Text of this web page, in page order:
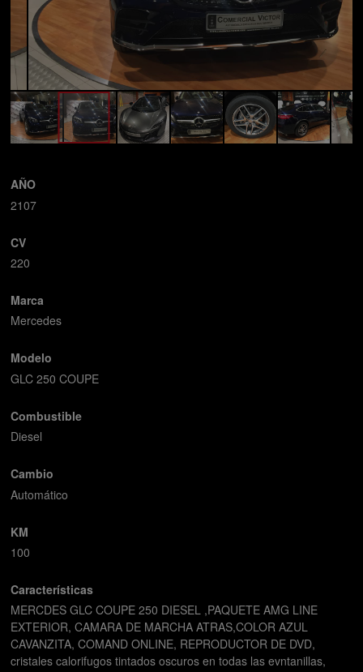
AÑO
2107
CV
220
Marca
Mercedes
Modelo
GLC 250 COUPE
Combustible
Diesel
Cambio
Automático
KM
100
Características
MERCDES GLC COUPE 250 DIESEL ,PAQUETE AMG LINE
EXTERIOR, CAMARA DE MARCHA ATRAS,COLOR AZUL
CAVANZITA, COMAND ONLINE, REPRODUCTOR DE DVD,
cristales calorifugos tintados oscuros en todas las evntanillas,